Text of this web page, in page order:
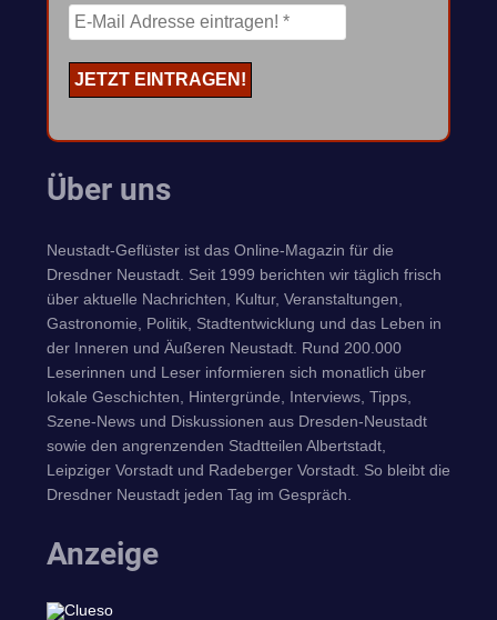
Über uns
Neustadt-Geflüster ist das Online-Magazin für die
Dresdner Neustadt. Seit 1999 berichten wir täglich frisch
über aktuelle Nachrichten, Kultur, Veranstaltungen,
Gastronomie, Politik, Stadtentwicklung und das Leben in
der Inneren und Äußeren Neustadt. Rund 200.000
Leserinnen und Leser informieren sich monatlich über
lokale Geschichten, Hintergründe, Interviews, Tipps,
Szene-News und Diskussionen aus Dresden-Neustadt
sowie den angrenzenden Stadtteilen Albertstadt,
Leipziger Vorstadt und Radeberger Vorstadt. So bleibt die
Dresdner Neustadt jeden Tag im Gespräch.
Anzeige